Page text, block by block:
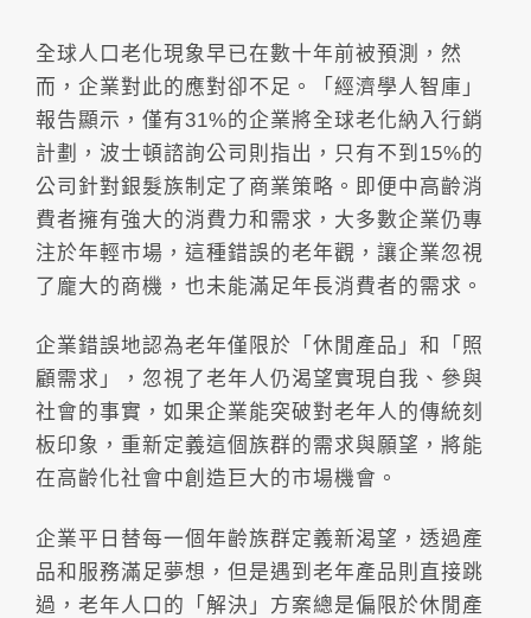
全球人口老化現象早已在數十年前被預測，然
而，企業對此的應對卻不足。「經濟學人智庫」
報告顯示，僅有31%的企業將全球老化納入行銷
計劃，波士頓諮詢公司則指出，只有不到15%的
公司針對銀髮族制定了商業策略。即便中高齡消
費者擁有強大的消費力和需求，大多數企業仍專
注於年輕市場，這種錯誤的老年觀，讓企業忽視
了龐大的商機，也未能滿足年長消費者的需求。
企業錯誤地認為老年僅限於「休閒產品」和「照
顧需求」，忽視了老年人仍渴望實現自我、參與
社會的事實，如果企業能突破對老年人的傳統刻
板印象，重新定義這個族群的需求與願望，將能
在高齡化社會中創造巨大的市場機會。
企業平日替每一個年齡族群定義新渴望，透過產
品和服務滿足夢想，但是遇到老年產品則直接跳
過，老年人口的「解決」方案總是偏限於休閒產